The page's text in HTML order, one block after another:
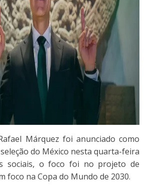
Márquez foi anunciado como
do México nesta quarta-feira
sociais, o foco foi no projeto de
foco na Copa do Mundo de 2030.